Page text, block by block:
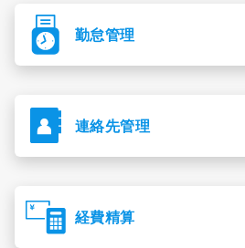
勤怠管理
連絡先管理
経費精算